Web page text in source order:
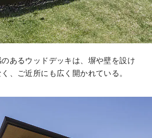
あるウッドデッキは、塀や壁を設け
、ご近所にも広く開かれている。